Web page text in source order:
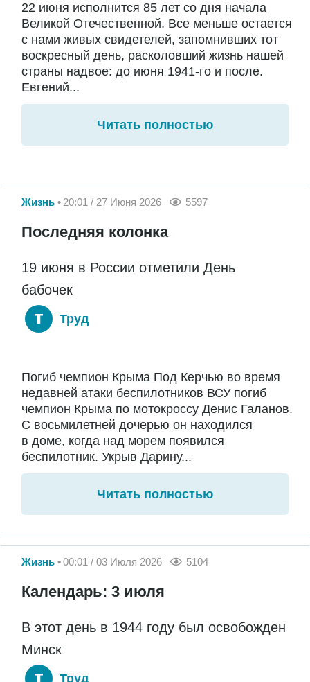
22 июня исполнится 85 лет со дня начала
Великой Отечественной. Все меньше остается
с нами живых свидетелей, запомнивших тот
воскресный день, расколовший жизнь нашей
страны надвое: до июня 1941-го и после.
Евгений...
Читать полностью
Жизнь 20:01 / 27 Июня 2026 5597
Последняя колонка
19 июня в России отметили День
бабочек
Труд
Погиб чемпион Крыма Под Керчью во время
недавней атаки беспилотников ВСУ погиб
чемпион Крыма по мотокроссу Денис Галанов.
С восьмилетней дочерью он находился
в доме, когда над морем появился
беспилотник. Укрыв Дарину...
Читать полностью
Жизнь 00:01 / 03 Июля 2026 5104
Календарь: 3 июля
В этот день в 1944 году был освобожден
Минск
Труд